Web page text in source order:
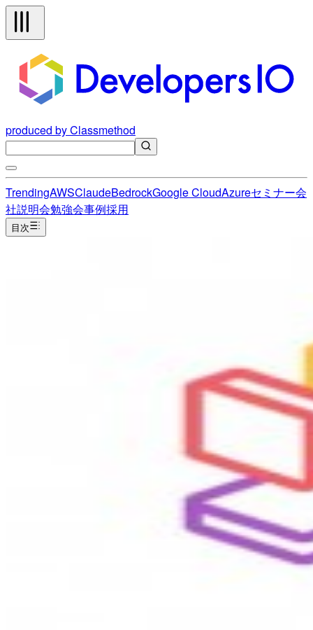
produced by Classmethod
TrendingAWSClaudeBedrockGoogle CloudAzureセミナー会
社説明会勉強会事例採用
目次